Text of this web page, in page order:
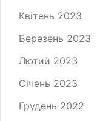
Квітень 2023
Березень 2023
Лютий 2023
Січень 2023
Грудень 2022